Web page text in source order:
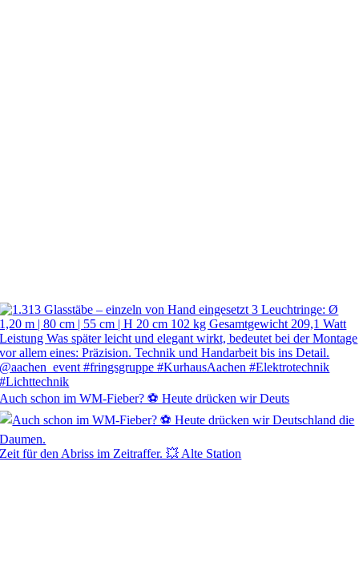
Auch schon im WM-Fieber? ⚽ Heute drücken wir Deuts
Zeit für den Abriss im Zeitraffer. 💥 Alte Station